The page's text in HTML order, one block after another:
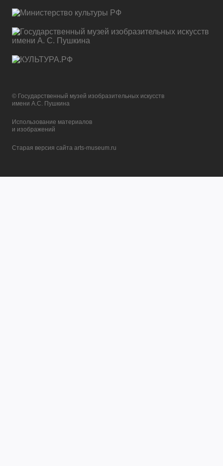
© Государственный музей изобразительных искусств
имени А.С. Пушкина
Использование материалов
и изображений
Старая версия сайта arts-museum.ru